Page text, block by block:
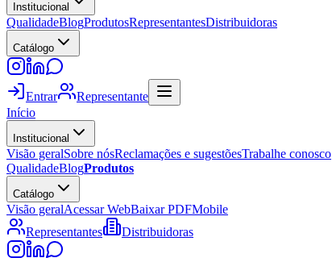
Institucional
QualidadeBlogProdutosRepresentantesDistribuidoras
Catálogo
Entrar
Representante
Início
Institucional
Visão geralSobre nósReclamações e sugestõesTrabalhe conosco
QualidadeBlogProdutos
Catálogo
Visão geralAcessar WebBaixar PDFMobile
Representantes
Distribuidoras